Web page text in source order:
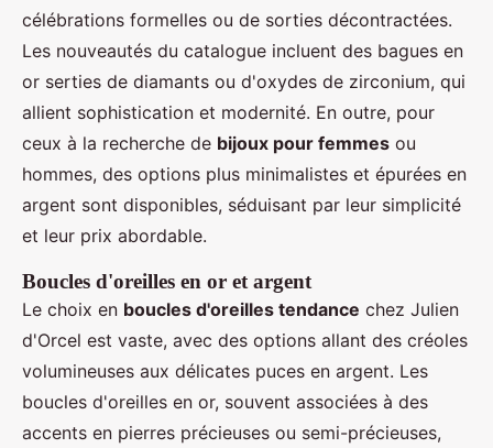
célébrations formelles ou de sorties décontractées.
Les nouveautés du catalogue incluent des bagues en
or serties de diamants ou d'oxydes de zirconium, qui
allient sophistication et modernité. En outre, pour
ceux à la recherche de bijoux pour femmes ou
hommes, des options plus minimalistes et épurées en
argent sont disponibles, séduisant par leur simplicité
et leur prix abordable.
Boucles d'oreilles en or et argent
Le choix en boucles d'oreilles tendance chez Julien
d'Orcel est vaste, avec des options allant des créoles
volumineuses aux délicates puces en argent. Les
boucles d'oreilles en or, souvent associées à des
accents en pierres précieuses ou semi-précieuses,